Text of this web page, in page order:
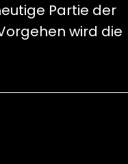
Partie der
wird die